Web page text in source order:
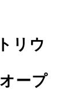
リウ
ープ